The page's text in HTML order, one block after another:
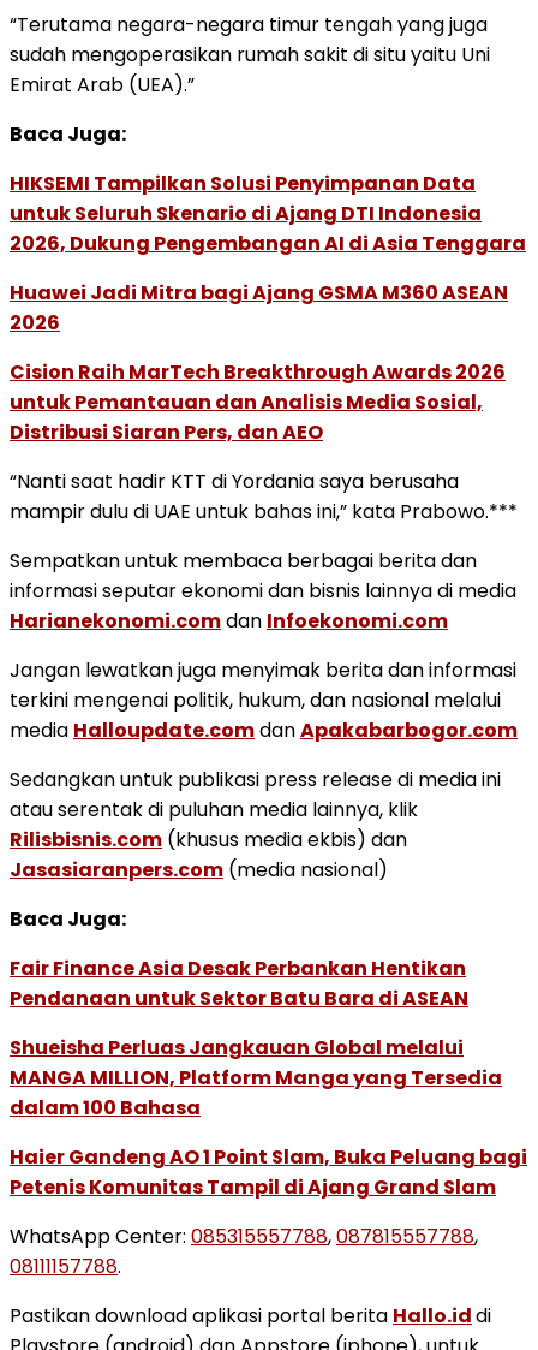
“Terutama negara-negara timur tengah yang juga
sudah mengoperasikan rumah sakit di situ yaitu Uni
Emirat Arab (UEA).”
Baca Juga:
HIKSEMI Tampilkan Solusi Penyimpanan Data
untuk Seluruh Skenario di Ajang DTI Indonesia
2026, Dukung Pengembangan AI di Asia Tenggara
Huawei Jadi Mitra bagi Ajang GSMA M360 ASEAN
2026
Cision Raih MarTech Breakthrough Awards 2026
untuk Pemantauan dan Analisis Media Sosial,
Distribusi Siaran Pers, dan AEO
“Nanti saat hadir KTT di Yordania saya berusaha
mampir dulu di UAE untuk bahas ini,” kata Prabowo.***
Sempatkan untuk membaca berbagai berita dan
informasi seputar ekonomi dan bisnis lainnya di media
Harianekonomi.comdan Infoekonomi.com
Jangan lewatkan juga menyimak berita dan informasi
terkini mengenai politik, hukum, dan nasional melalui
media Halloupdate.comdanApakabarbogor.com
Sedangkan untuk publikasi press release di media ini
atau serentak di puluhan media lainnya, klik
Rilisbisnis.com (khusus media ekbis) dan
Jasasiaranpers.com (media nasional)
Baca Juga:
Fair Finance Asia Desak Perbankan Hentikan
Pendanaan untuk Sektor Batu Bara di ASEAN
Shueisha Perluas Jangkauan Global melalui
MANGA MILLION, Platform Manga yang Tersedia
dalam 100 Bahasa
Haier Gandeng AO 1 Point Slam, Buka Peluang bagi
Petenis Komunitas Tampil di Ajang Grand Slam
WhatsApp Center: 085315557788,087815557788,
08111157788.
Pastikan download aplikasi portal berita Hallo.iddi